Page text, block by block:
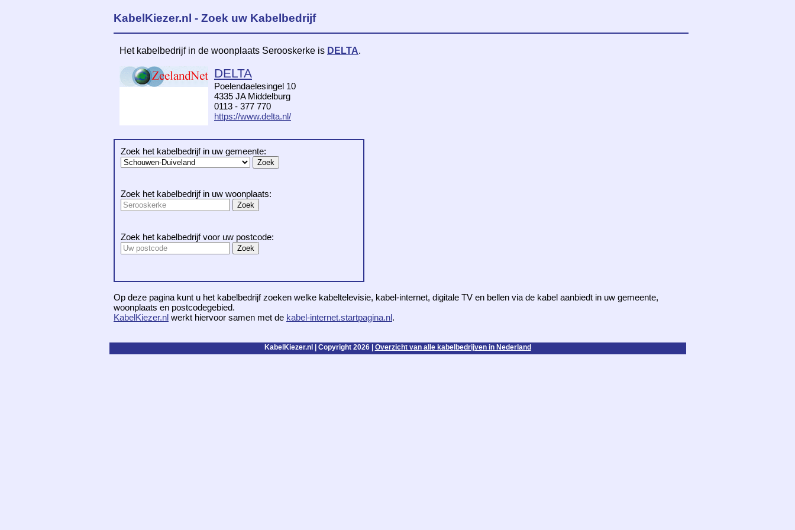
KabelKiezer.nl - Zoek uw Kabelbedrijf
Het kabelbedrijf in de woonplaats Serooskerke is DELTA.
DELTA
Poelendaelesingel 10
4335 JA Middelburg
0113 - 377 770
https://www.delta.nl/
Zoek het kabelbedrijf in uw gemeente:
Zoek het kabelbedrijf in uw woonplaats:
Zoek het kabelbedrijf voor uw postcode:
Op deze pagina kunt u het kabelbedrijf zoeken welke kabeltelevisie, kabel-internet, digitale TV en bellen via de kabel aanbiedt in uw gemeente,
woonplaats en postcodegebied.
KabelKiezer.nl werkt hiervoor samen met de kabel-internet.startpagina.nl.
KabelKiezer.nl | Copyright 2026 | Overzicht van alle kabelbedrijven in Nederland